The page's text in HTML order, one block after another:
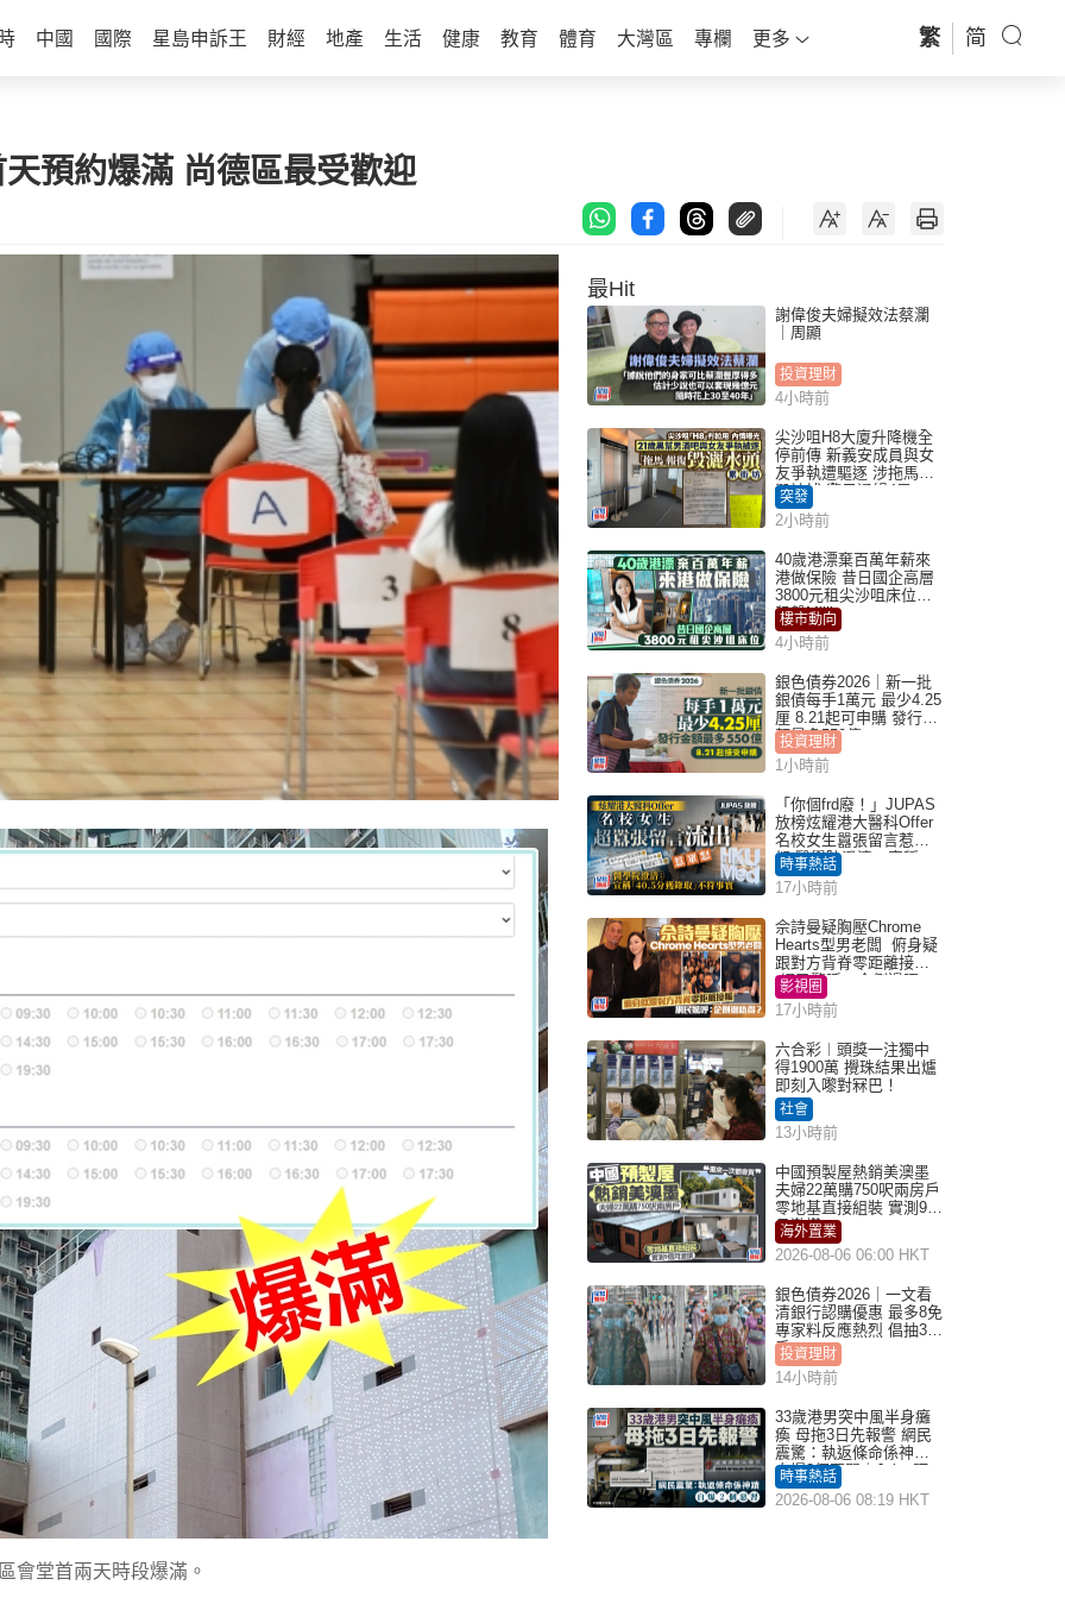
中國 國際 星島申訴王 財經 地產 生活 健康 教育 體育 大灣區 專欄 更多 繁 简
預約爆滿 尚德區最受歡迎
會堂首兩天時段爆滿。
最Hit
謝偉俊夫婦擬效法蔡瀾
｜周顯
投資理財
4小時前
尖沙咀H8大廈升降機全
停前傳 新義安成員與女
友爭執遭驅逐 涉拖馬刑
毀被捕 警另通緝4男
突發
2小時前
40歲港漂棄百萬年薪來
港做保險 昔日國企高層
3800元租尖沙咀床位｜
租盤Million
樓市動向
4小時前
銀色債券2026｜新一批
銀債每手1萬元 最少4.25
厘 8.21起可申購 發行金
額最多550億
投資理財
1小時前
「你個frd廢！」JUPAS
放榜炫耀港大醫科Offer
名校女生囂張留言惹眾
怒 醫學院澄清：宣稱
「40.5分獲錄取」不符事
實｜Juicy叮
時事熱話
17小時前
佘詩曼疑胸壓Chrome
Hearts型男老闆 俯身疑
跟對方背脊零距離接觸
網民驚呼：企側邊唔
得？
影視圈
17小時前
六合彩︱頭獎一注獨中
得1900萬 攪珠結果出爐
即刻入嚟對冧巴！
社會
13小時前
中國預製屋熱銷美澳墨
夫婦22萬購750呎兩房戶
零地基直接組裝 實測9個
月激讚
海外置業
2026-08-06 06:00 HKT
銀色債券2026｜一文看
清銀行認購優惠 最多8免
專家料反應熱烈 倡抽30
手
投資理財
14小時前
33歲港男突中風半身癱
瘓 母拖3日先報警 網民
震驚：執返條命係神蹟
自爆2個惡習｜Juicy叮
時事熱話
2026-08-06 08:19 HKT